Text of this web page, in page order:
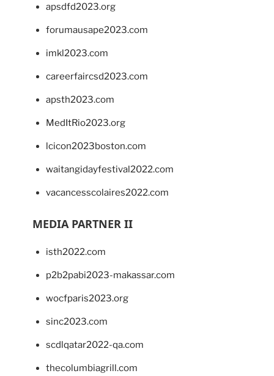
apsdfd2023.org
forumausape2023.com
imkl2023.com
careerfaircsd2023.com
apsth2023.com
MedItRio2023.org
lcicon2023boston.com
waitangidayfestival2022.com
vacancesscolaires2022.com
MEDIA PARTNER II
isth2022.com
p2b2pabi2023-makassar.com
wocfparis2023.org
sinc2023.com
scdlqatar2022-qa.com
thecolumbiagrill.com